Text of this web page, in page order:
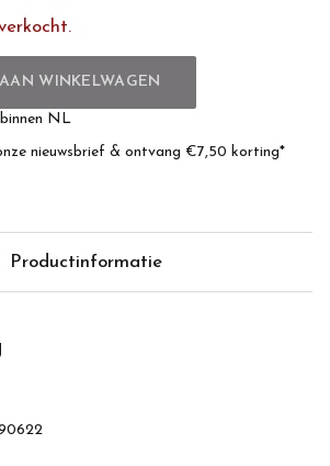
WINKELWAGEN
NL
nieuwsbrief & ontvang €7,50 korting*
Productinformatie